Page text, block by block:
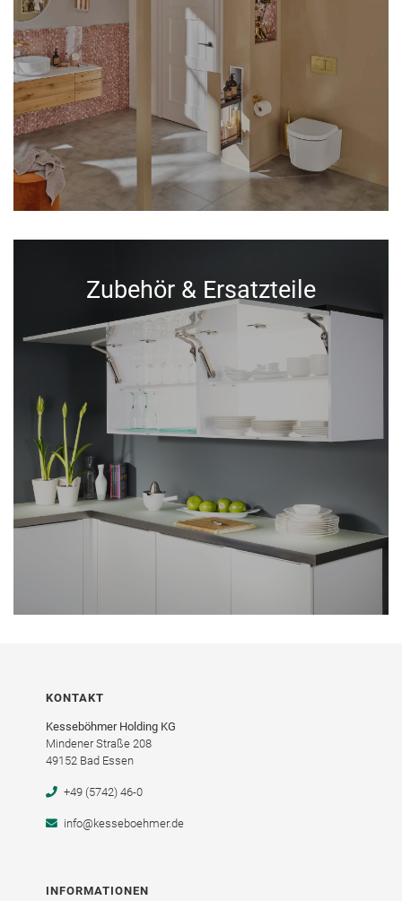
Zubehör & Ersatzteile
KONTAKT
Kesseböhmer Holding KG
Mindener Straße 208
49152 Bad Essen
+49 (5742) 46-0
info@kesseboehmer.de
INFORMATIONEN